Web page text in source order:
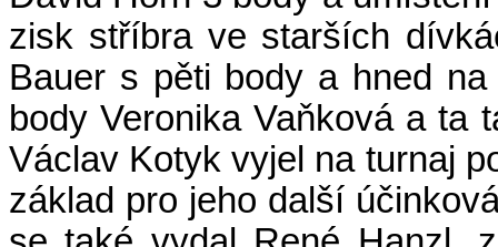
zisk stříbra ve starších
Bauer s pěti body a hned
body Veronika Vaňková a ta
Václav Kotyk vyjel na turnaj
základ pro jeho další